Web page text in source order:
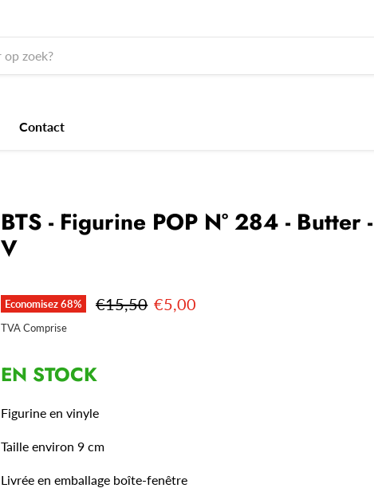
Contact
BTS - Figurine POP N° 284 - Butter -
V
Economisez68% Prix initial
€15,50 Prix actuel
€5,00
TVA Comprise
EN STOCK
Figurine en vinyle
Taille environ 9 cm
Livrée en emballage boîte-fenêtre